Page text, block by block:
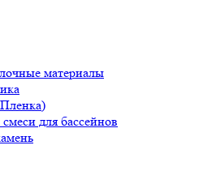
материалы
для бассейнов